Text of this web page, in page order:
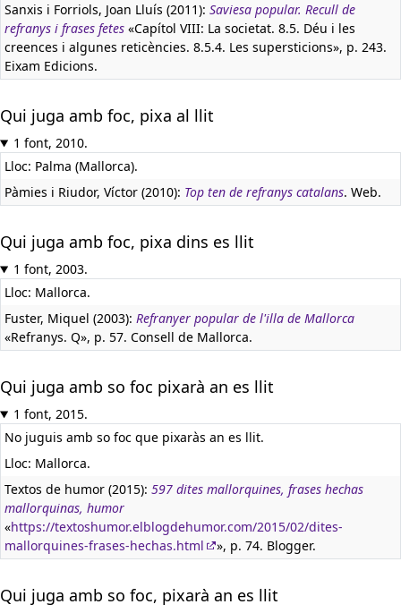
Sanxis i Forriols, Joan Lluís (2011): Saviesa popular. Recull de
refranys i frases fetes «Capítol VIII: La societat. 8.5. Déu i les
creences i algunes reticències. 8.5.4. Les supersticions», p. 243.
Eixam Edicions.
Qui juga amb foc, pixa al llit
1 font, 2010.
Lloc: Palma (Mallorca).
Pàmies i Riudor, Víctor (2010): Top ten de refranys catalans. Web.
Qui juga amb foc, pixa dins es llit
1 font, 2003.
Lloc: Mallorca.
Fuster, Miquel (2003): Refranyer popular de l'illa de Mallorca
«Refranys. Q», p. 57. Consell de Mallorca.
Qui juga amb so foc pixarà an es llit
1 font, 2015.
No juguis amb so foc que pixaràs an es llit.
Lloc: Mallorca.
Textos de humor (2015): 597 dites mallorquines, frases hechas
mallorquinas, humor
«https://textoshumor.elblogdehumor.com/2015/02/dites-
mallorquines-frases-hechas.html
», p. 74. Blogger.
Qui juga amb so foc, pixarà an es llit